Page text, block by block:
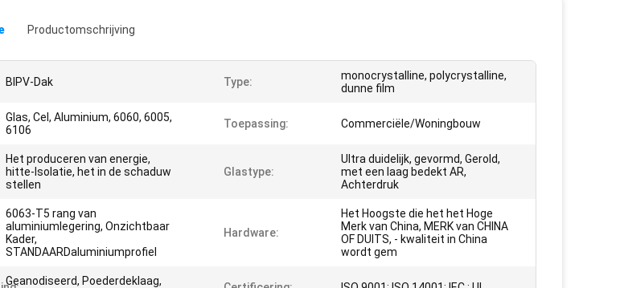
Productomschrijving
BIPV-Dak Type:
monocrystalline, polycrystalline,
dunne film
Glas, Cel, Aluminium, 6060, 6005,
6106
Toepassing: Commerciële/Woningbouw
Het produceren van energie,
hitte-Isolatie, het in de schaduw
stellen
Glastype:
Ultra duidelijk, gevormd, Gerold,
met een laag bedekt AR,
Achterdruk
6063-T5 rang van
aluminiumlegering, Onzichtbaar
Kader,
STANDAARDaluminiumprofiel
Hardware:
Het Hoogste die het het Hoge
Merk van China, MERK van CHINA
OF DUITS, - kwaliteit in China
wordt gem
Geanodiseerd, Poederdeklaag,